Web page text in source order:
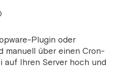
Plugin oder
manuell über einen Cron-
auf Ihren Server hoch und